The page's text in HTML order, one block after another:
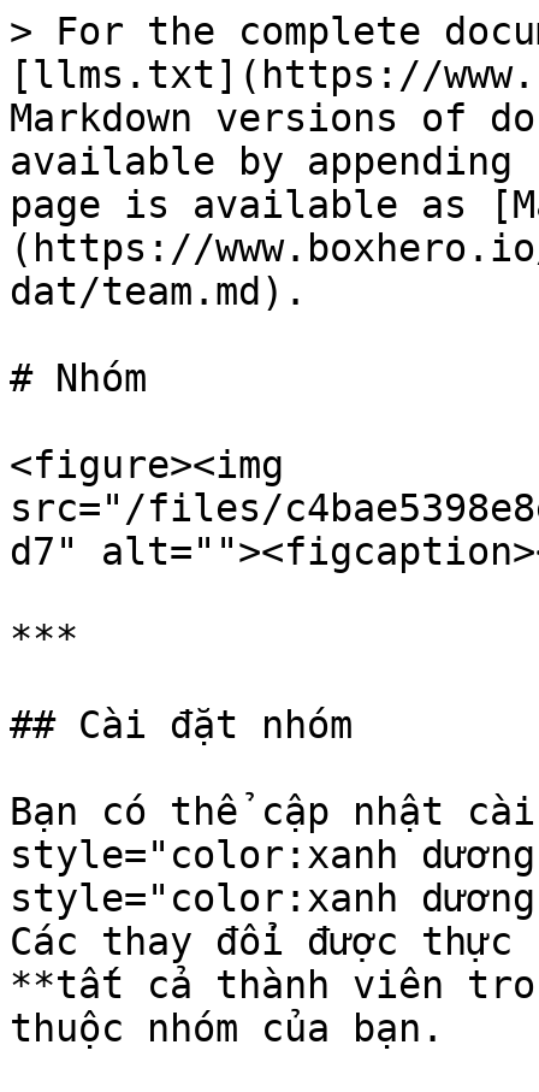
> For the complete
[llms.txt](https://
Markdown versions of
available by
page is available as
(https://
dat/team.md).
# Nhóm
<figure><img
src="/files/
d7"
***
## Cài đặt nhóm
Bạn có thể cập nhật
style="color:xanh
style="color:xanh
Các thay đổi được
**tất cả thành viên
thuộc nhóm của bạn.